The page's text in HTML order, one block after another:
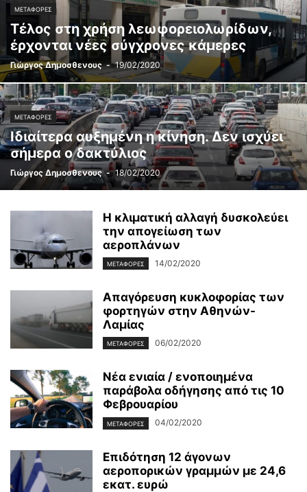
ΜΕΤΑΦΟΡΈΣ
Τέλος στη χρήση λεωφορειολωρίδων,
έρχονται νέες σύγχρονες κάμερες
Γιώργος Δημοσθενους - 19/02/2020
ΜΕΤΑΦΟΡΈΣ
Ιδιαίτερα αυξημένη η κίνηση. Δεν ισχύει
σήμερα ο δακτύλιος
Γιώργος Δημοσθενους - 18/02/2020
Η κλιματική αλλαγή δυσκολεύει
την απογείωση των
αεροπλάνων
ΜΕΤΑΦΟΡΈΣ 14/02/2020
Απαγόρευση κυκλοφορίας των
φορτηγών στην Αθηνών-
Λαμίας
ΜΕΤΑΦΟΡΈΣ 06/02/2020
Νέα ενιαία / ενοποιημένα
παράβολα οδήγησης από τις 10
Φεβρουαρίου
ΜΕΤΑΦΟΡΈΣ 04/02/2020
Επιδότηση 12 άγονων
αεροπορικών γραμμών με 24,6
εκατ. ευρώ